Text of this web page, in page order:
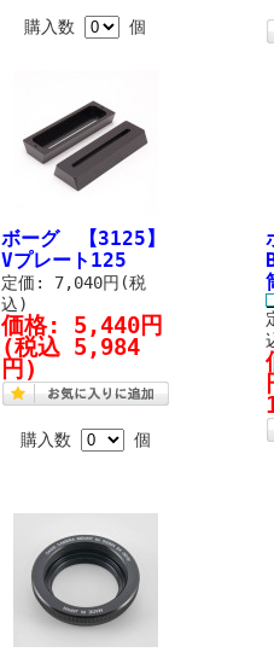
購入数 個
ボーグ 【3125】
Vプレート125
定価: 7,040円(税
込)
価格: 5,440円
(税込 5,984
円)
購入数 個